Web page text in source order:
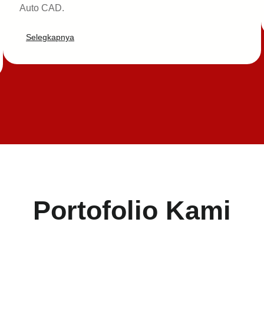
Auto CAD.
Selegkapnya
Portofolio Kami